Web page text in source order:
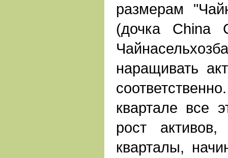
размерам
(дочка China
наращивать
квартале все
рост
кварталы,